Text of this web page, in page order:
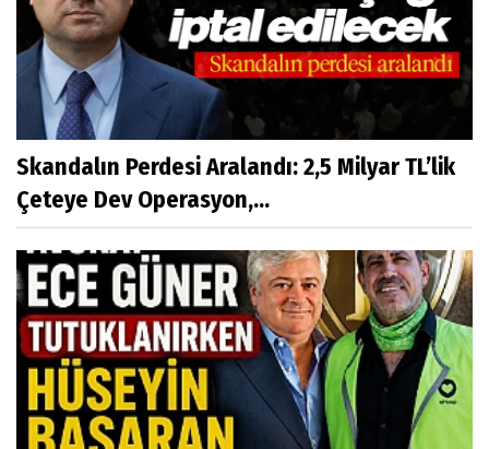
Skandalın Perdesi Aralandı: 2,5 Milyar TL’lik
Çeteye Dev Operasyon,...